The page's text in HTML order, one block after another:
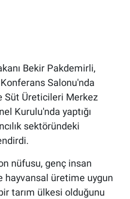
Bekir Pakdemirli,
Salonu'nda
Süt Üreticileri Merkez
Kurulu'nda yaptığı
sektöründeki
nüfusu, genç insan
hayvansal üretime uygun
tarım ülkesi olduğunu